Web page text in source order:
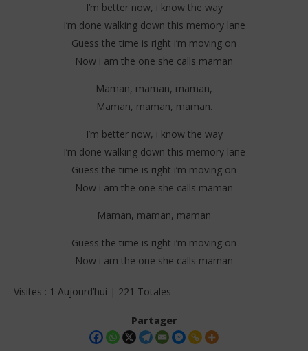
I’m better now, i know the way
I’m done walking down this memory lane
Guess the time is right i’m moving on
Now i am the one she calls maman
Maman, maman, maman,
Maman, maman, maman.
I’m better now, i know the way
I’m done walking down this memory lane
Guess the time is right i’m moving on
Now i am the one she calls maman
Maman, maman, maman
Guess the time is right i’m moving on
Now i am the one she calls maman
Visites : 1 Aujourd’hui | 221 Totales
Partager